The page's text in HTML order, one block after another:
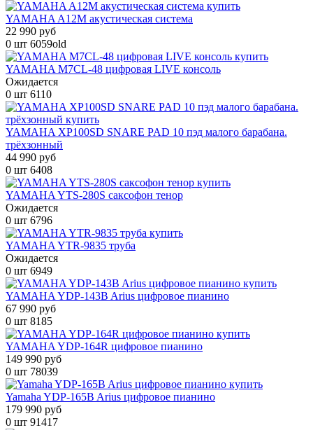
YAMAHA A12M акустическая система
22 990 руб
0 шт 6059old
YAMAHA M7CL-48 цифровая LIVE консоль
Ожидается
0 шт 6110
YAMAHA XP100SD SNARE PAD 10 пэд малого барабана.
трёхзонный
44 990 руб
0 шт 6408
YAMAHA YTS-280S саксофон тенор
Ожидается
0 шт 6796
YAMAHA YTR-9835 труба
Ожидается
0 шт 6949
YAMAHA YDP-143B Arius цифровое пианино
67 990 руб
0 шт 8185
YAMAHA YDP-164R цифровое пианино
149 990 руб
0 шт 78039
Yamaha YDP-165B Arius цифровое пианино
179 990 руб
0 шт 91417